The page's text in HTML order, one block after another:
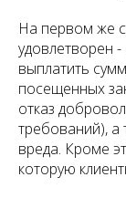
На первом же
удовлетворен -
выплатить
посещенных
отказ
требований),
вреда. Кроме
которую